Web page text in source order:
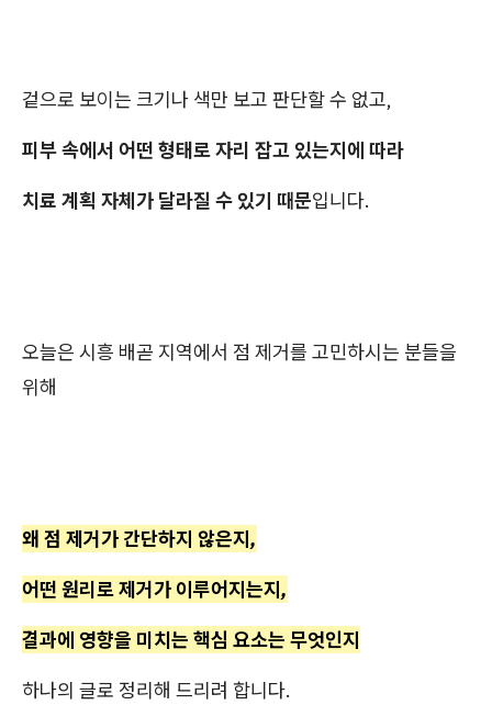
겉으로 보이는 크기나 색만 보고 판단할 수 없고,
피부 속에서 어떤 형태로 자리 잡고 있는지에 따라
치료 계획 자체가 달라질 수 있기 때문입니다.
오늘은 시흥 배곧 지역에서 점 제거를 고민하시는 분들을
위해
왜 점 제거가 간단하지 않은지,
어떤 원리로 제거가 이루어지는지,
결과에 영향을 미치는 핵심 요소는 무엇인지
하나의 글로 정리해 드리려 합니다.